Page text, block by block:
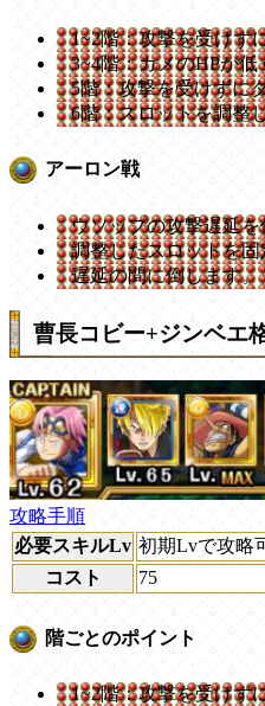
1~2階：攻撃を受けず
3~4階：カメのHPが
5階：攻撃を受けずに
6階：スロットを調整
アーロン戦
ウソップの攻撃遅延を
調整したスロットを
遅延の間に倒します。
曹長コビー+ジンベエ
攻略手順
必要スキルLv 初期Lvで攻略
コスト
75
階ごとのポイント
1~2階：攻撃を受けず